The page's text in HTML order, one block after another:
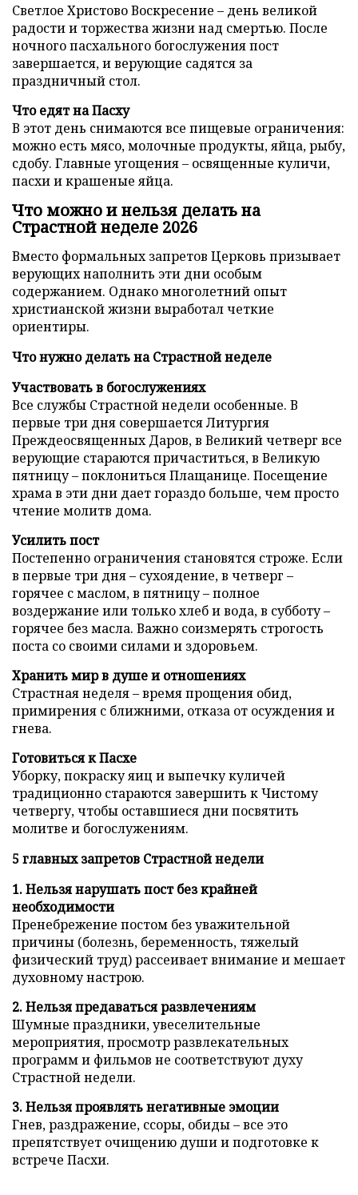
Светлое Христово Воскресение – день великой
радости и торжества жизни над смертью. После
ночного пасхального богослужения пост
завершается, и верующие садятся за
праздничный стол.
Что едят на Пасху
В этот день снимаются все пищевые ограничения:
можно есть мясо, молочные продукты, яйца, рыбу,
сдобу. Главные угощения – освященные куличи,
пасхи и крашеные яйца.
Что можно и нельзя делать на
Страстной неделе 2026
Вместо формальных запретов Церковь призывает
верующих наполнить эти дни особым
содержанием. Однако многолетний опыт
христианской жизни выработал четкие
ориентиры.
Что нужно делать на Страстной неделе
Участвовать в богослужениях
Все службы Страстной недели особенные. В
первые три дня совершается Литургия
Преждеосвященных Даров, в Великий четверг все
верующие стараются причаститься, в Великую
пятницу – поклониться Плащанице. Посещение
храма в эти дни дает гораздо больше, чем просто
чтение молитв дома.
Усилить пост
Постепенно ограничения становятся строже. Если
в первые три дня – сухоядение, в четверг –
горячее с маслом, в пятницу – полное
воздержание или только хлеб и вода, в субботу –
горячее без масла. Важно соизмерять строгость
поста со своими силами и здоровьем.
Хранить мир в душе и отношениях
Страстная неделя – время прощения обид,
примирения с ближними, отказа от осуждения и
гнева.
Готовиться к Пасхе
Уборку, покраску яиц и выпечку куличей
традиционно стараются завершить к Чистому
четвергу, чтобы оставшиеся дни посвятить
молитве и богослужениям.
5 главных запретов Страстной недели
1. Нельзя нарушать пост без крайней
необходимости
Пренебрежение постом без уважительной
причины (болезнь, беременность, тяжелый
физический труд) рассеивает внимание и мешает
духовному настрою.
2. Нельзя предаваться развлечениям
Шумные праздники, увеселительные
мероприятия, просмотр развлекательных
программ и фильмов не соответствуют духу
Страстной недели.
3. Нельзя проявлять негативные эмоции
Гнев, раздражение, ссоры, обиды – все это
препятствует очищению души и подготовке к
встрече Пасхи.